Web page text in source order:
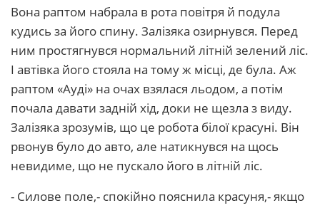
Вона раптом набрала в рота повітря й подула
кудись за його спину. Залізяка озирнувся. Перед
ним простягнувся нормальний літній зелений ліс.
І автівка його стояла на тому ж місці, де була. Аж
раптом «Ауді» на очах взялася льодом, а потім
почала давати задній хід, доки не щезла з виду.
Залізяка зрозумів, що це робота білої красуні. Він
рвонув було до авто, але натикнувся на щось
невидиме, що не пускало його в літній ліс.
- Силове поле,- спокійно пояснила красуня,- якщо